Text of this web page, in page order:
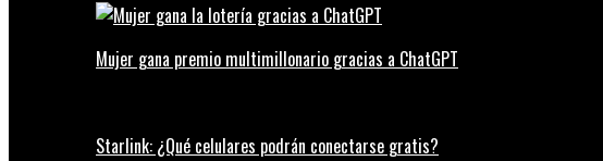
Mujer gana premio multimillonario gracias a ChatGPT
Starlink: ¿Qué celulares podrán conectarse gratis?